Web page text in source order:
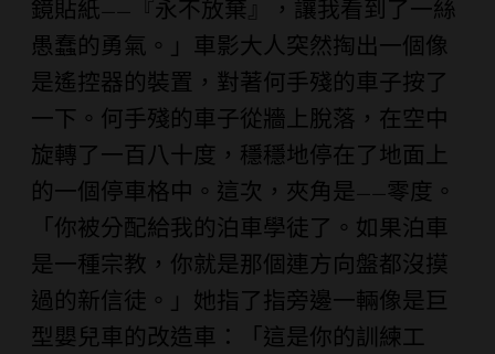
鏡貼紙——『永不放棄』，讓我看到了一絲
愚蠢的勇氣。」車影大人突然掏出一個像
是遙控器的裝置，對著何手殘的車子按了
一下。何手殘的車子從牆上脫落，在空中
旋轉了一百八十度，穩穩地停在了地面上
的一個停車格中。這次，夾角是——零度。
「你被分配給我的泊車學徒了。如果泊車
是一種宗教，你就是那個連方向盤都沒摸
過的新信徒。」她指了指旁邊一輛像是巨
型嬰兒車的改造車：「這是你的訓練工